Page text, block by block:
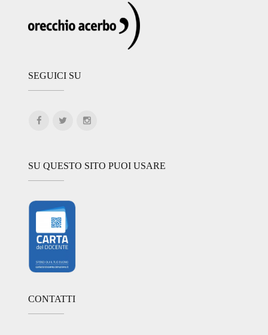
SEGUICI SU
SU QUESTO SITO PUOI USARE
CONTATTI